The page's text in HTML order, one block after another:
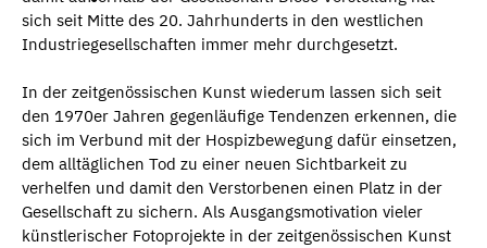
sich seit Mitte des 20. Jahrhunderts in den westlichen
Industriegesellschaften immer mehr durchgesetzt.
In der zeitgenössischen Kunst wiederum lassen sich seit
den 1970er Jahren gegenläufige Tendenzen erkennen, die
sich im Verbund mit der Hospizbewegung dafür einsetzen,
dem alltäglichen Tod zu einer neuen Sichtbarkeit zu
verhelfen und damit den Verstorbenen einen Platz in der
Gesellschaft zu sichern. Als Ausgangsmotivation vieler
künstlerischer Fotoprojekte in der zeitgenössischen Kunst